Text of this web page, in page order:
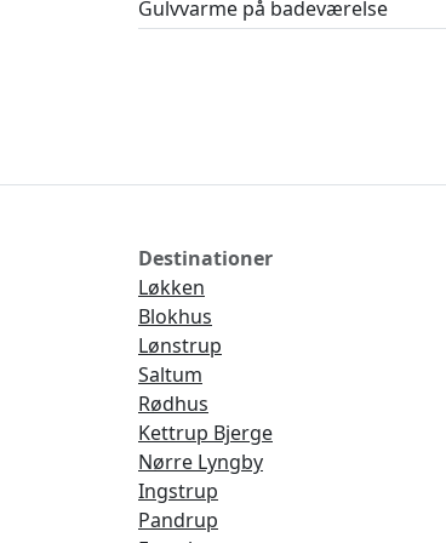
Gulvvarme på badeværelse
Destinationer
Løkken
Blokhus
Lønstrup
Saltum
Rødhus
Kettrup Bjerge
Nørre Lyngby
Ingstrup
Pandrup